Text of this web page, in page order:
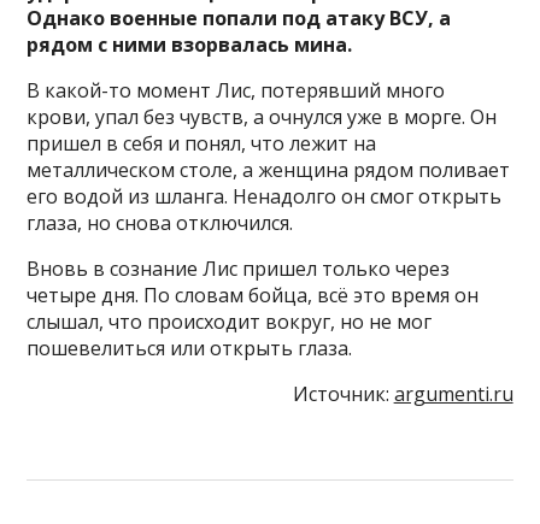
Однако военные попали под атаку ВСУ, а
рядом с ними взорвалась мина.
В какой-то момент Лис, потерявший много
крови, упал без чувств, а очнулся уже в морге. Он
пришел в себя и понял, что лежит на
металлическом столе, а женщина рядом поливает
его водой из шланга. Ненадолго он смог открыть
глаза, но снова отключился.
Вновь в сознание Лис пришел только через
четыре дня. По словам бойца, всё это время он
слышал, что происходит вокруг, но не мог
пошевелиться или открыть глаза.
Источник: argumenti.ru